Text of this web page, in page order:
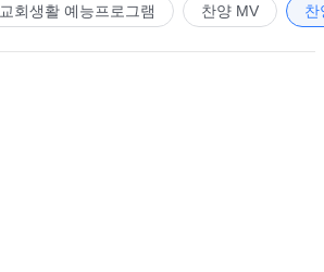
교회생활 예능프로그램 찬양 MV 찬